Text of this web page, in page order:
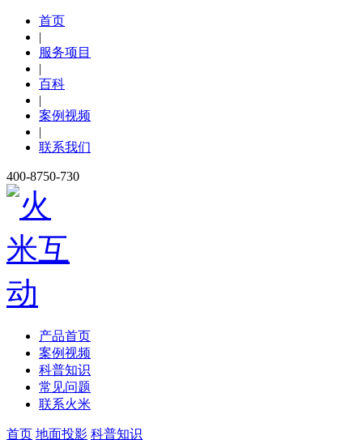
首页
|
服务项目
|
百科
|
案例视频
|
联系我们
400-8750-730
产品首页
案例视频
科普知识
常见问题
联系火米
首页 地面投影 科普知识